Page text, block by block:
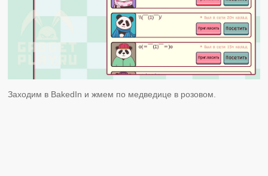
Заходим в BakedIn и жмем по медведице в розовом.